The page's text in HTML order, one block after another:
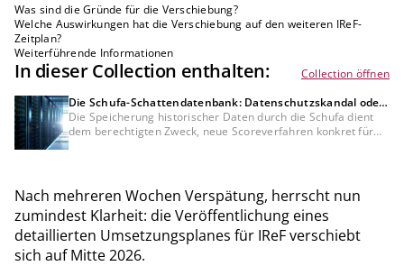
Was sind die Gründe für die Verschiebung?
Welche Auswirkungen hat die Verschiebung auf den weiteren IReF-
Zeitplan?
Weiterführende Informationen
In dieser Collection enthalten:
Collection öffnen
Die Schufa-Schattendatenbank: Datenschutzskandal oder
Bedürfnis der Kreditwirtschaft?
Die Speicherung historischer Daten durch die Schufa dient
dem berechtigten Zweck, neue Scoreverfahren konkret für
umstritten und muss rechtlich noch final geklärt werden.
Nach mehreren Wochen Verspätung, herrscht nun
zumindest Klarheit: die Veröffentlichung eines
detaillierten Umsetzungsplanes für IReF verschiebt
sich auf Mitte 2026.